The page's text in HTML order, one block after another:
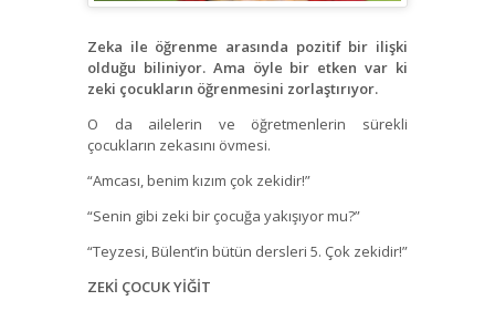
Zeka ile öğrenme arasında pozitif bir ilişki
olduğu biliniyor. Ama öyle bir etken var ki
zeki çocukların öğrenmesini zorlaştırıyor.
O da ailelerin ve öğretmenlerin sürekli
çocukların zekasını övmesi.
“Amcası, benim kızım çok zekidir!”
“Senin gibi zeki bir çocuğa yakışıyor mu?”
“Teyzesi, Bülent’in bütün dersleri 5. Çok zekidir!”
ZEKİ ÇOCUK YİĞİT